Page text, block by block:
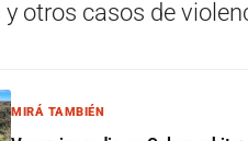
otros casos de
MIRÁ TAMBIÉN